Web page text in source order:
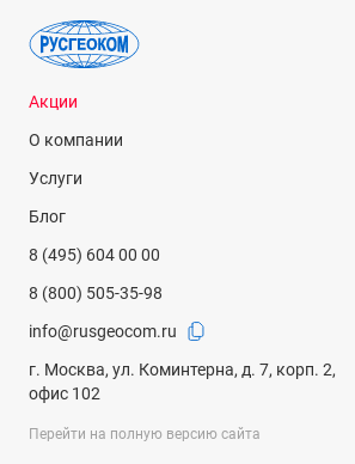
Цифровой индекс в наименовании
сверлильного станка Metabo серии MAG
оборудованы аккумуляторным
использоваться полностью автономно,
выполнять сверлильные работы в
возможность подключения к
тока.
Преимущества
Магнитная станина
мощной тягой дает возможность
оборудование непосредственно в
положении, под наклоном или вверх
Акции
О компании
Услуги
Блог
8 (495) 604 00 00
8 (800) 505-35-98
info@rusgeocom.ru
г. Москва, ул. Коминтерна, д. 7, корп. 2,
офис 102
Перейти на полную версию сайта